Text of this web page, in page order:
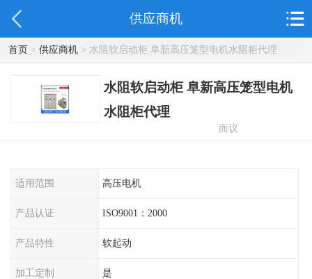
供应商机
首页> 供应商机> 水阻软启动柜 阜新高压笼型电机水阻柜代理
水阻软启动柜 阜新高压笼型电机
水阻柜代理
面议
适用范围 高压电机
产品认证 ISO9001：2000
产品特性 软起动
加工定制 是